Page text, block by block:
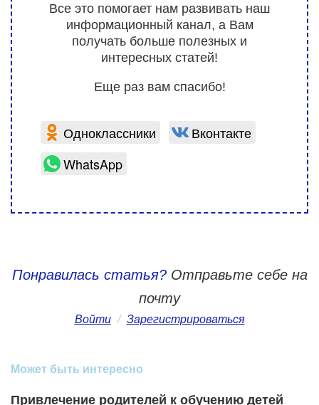
Все это помогает нам развивать наш
информационный канал, а Вам
получать больше полезных и
интересных статей!
Еще раз вам спасибо!
Одноклассники
Вконтакте
WhatsApp
Понравилась статья?Отправьте себе на
почту
Войти / Зарегистрироваться
Может быть интересно
Привлечение родителей к обучению детей